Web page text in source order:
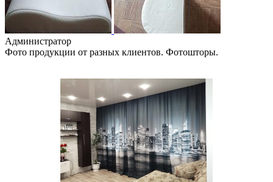
Администратор
Фото продукции от разных клиентов. Фотошторы.